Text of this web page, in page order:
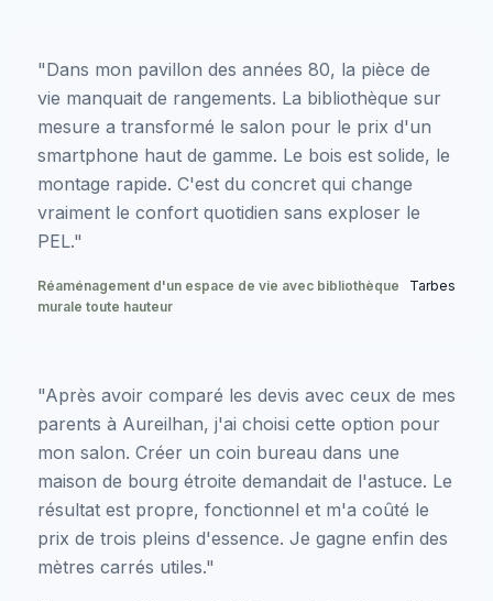
"Dans mon pavillon des années 80, la pièce de
vie manquait de rangements. La bibliothèque sur
mesure a transformé le salon pour le prix d'un
smartphone haut de gamme. Le bois est solide, le
montage rapide. C'est du concret qui change
vraiment le confort quotidien sans exploser le
PEL."
Réaménagement d'un espace de vie avec bibliothèque
murale toute hauteur
Tarbes
"Après avoir comparé les devis avec ceux de mes
parents à Aureilhan, j'ai choisi cette option pour
mon salon. Créer un coin bureau dans une
maison de bourg étroite demandait de l'astuce. Le
résultat est propre, fonctionnel et m'a coûté le
prix de trois pleins d'essence. Je gagne enfin des
mètres carrés utiles."